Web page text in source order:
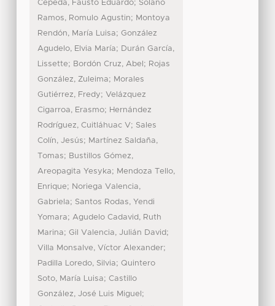
Cepeda, Fausto Eduardo; Solano
Ramos, Romulo Agustin; Montoya
Rendón, María Luisa; González
Agudelo, Elvia María; Durán García,
Lissette; Bordón Cruz, Abel ; Rojas
González, Zuleima; Morales
Gutiérrez, Fredy; Velázquez
Cigarroa, Erasmo; Hernández
Rodríguez, Cuitláhuac V; Sales
Colín, Jesús; Martínez Saldaña,
Tomas; Bustillos Gómez,
Areopagita Yesyka; Mendoza Tello,
Enrique; Noriega Valencia,
Gabriela; Santos Rodas, Yendi
Yomara; Agudelo Cadavid, Ruth
Marina; Gil Valencia, Julián David;
Villa Monsalve, Víctor Alexander;
Padilla Loredo, Silvia; Quintero
Soto, María Luisa; Castillo
González, José Luis Miguel ;